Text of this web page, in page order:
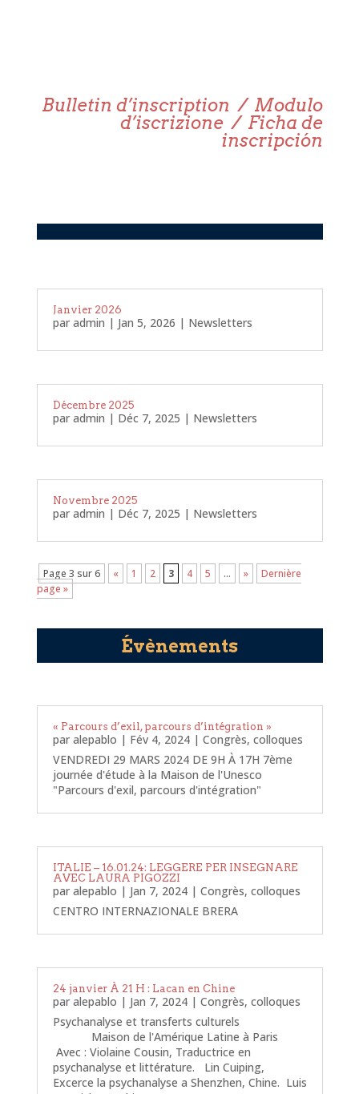
Bulletin d’inscription / Modulo
d’iscrizione / Ficha de
inscripción
Janvier 2026
par admin | Jan 5, 2026 | Newsletters
Décembre 2025
par admin | Déc 7, 2025 | Newsletters
Novembre 2025
par admin | Déc 7, 2025 | Newsletters
Page 3 sur 6 « 1 2 3 4 5 … »
Dernière
page »
Évènements
« Parcours d’exil, parcours d’intégration »
par alepablo | Fév 4, 2024| Congrès, colloques
VENDREDI 29 MARS 2024 DE 9H À 17H 7ème
journée d'étude à la Maison de l'Unesco
"Parcours d'exil, parcours d'intégration"
ITALIE – 16.01.24: LEGGERE PER INSEGNARE
AVEC LAURA PIGOZZI
par alepablo | Jan 7, 2024| Congrès, colloques
CENTRO INTERNAZIONALE BRERA
24 janvier À 21 H : Lacan en Chine
par alepablo | Jan 7, 2024| Congrès, colloques
Psychanalyse et transferts culturels
Maison de l'Amérique Latine à Paris
Avec : Violaine Cousin, Traductrice en
psychanalyse et littérature. Lin Cuiping,
Excerce la psychanalyse a Shenzhen, Chine. Luis